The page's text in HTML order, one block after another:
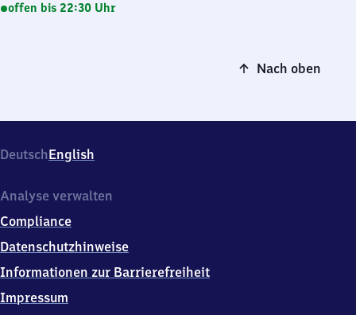
offen bis 22:30 Uhr
Nach oben
DeutschEnglish
Analyse verwalten
Compliance
Datenschutzhinweise
Informationen zur Barrierefreiheit
Impressum